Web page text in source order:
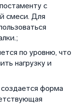
с
смеси. Для
по уровню, что
нагрузку и
форма